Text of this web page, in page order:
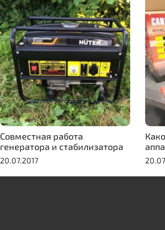
Совместная работа
генератора и стабилизатора
20.07.2017